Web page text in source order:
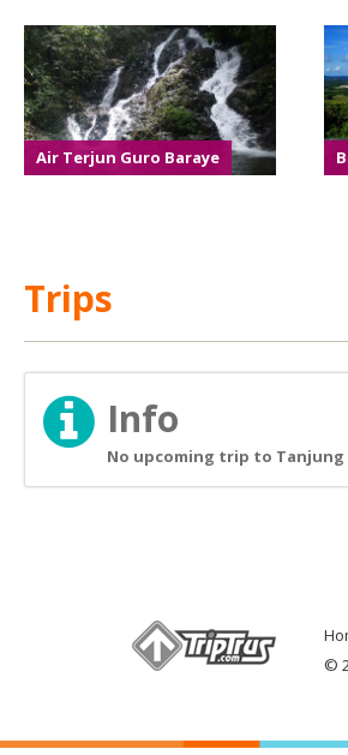
Air Terjun Guro Baraye
Trips
Info
No upcoming trip to
©